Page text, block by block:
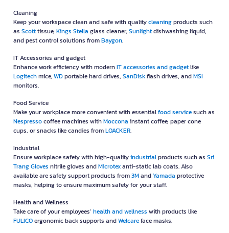
Cleaning
Keep your workspace clean and safe with qualitycleaningproducts such
as Scotttissue, Kings Stella glass cleaner, Sunlightdishwashing liquid,
and pest control solutions fromBaygon.
IT Accessories and gadget
Enhance work efficiency with modernIT accessories and gadgetlike
Logitechmice, WDportable hard drives, SanDiskflash drives, andMSI
monitors.
Food Service
Make your workplace more convenient with essentialfood servicesuch as
Nespressocoffee machines withMoccona instant coffee, paper cone
cups, or snacks like candies fromLOACKER.
Industrial
Ensure workplace safety with high-qualityindustrialproducts such as Sri
Trang Gloves nitrile gloves andMicrotexanti-static lab coats. Also
available are safety support products from3MandYamada protective
masks, helping to ensure maximum safety for your staff.
Health and Wellness
Take care of your employees’health and wellness with products like
FULICOergonomic back supports andWelcareface masks.